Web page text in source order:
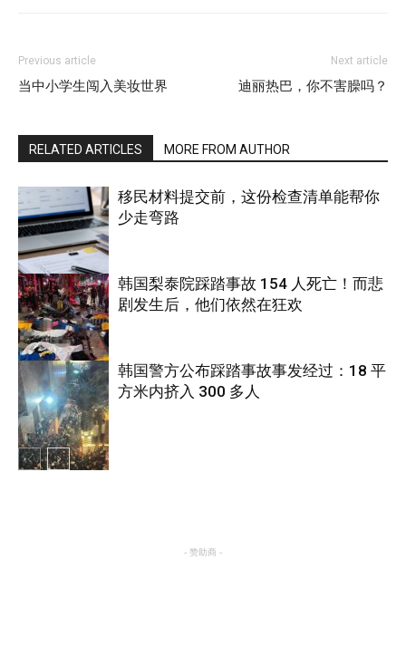
Previous article
当中小学生闯入美妆世界
Next article
迪丽热巴，你不害臊吗？
RELATED ARTICLES MORE FROM AUTHOR
国际
移民材料提交前，这份检查清单能帮你
少走弯路
国际
韩国梨泰院踩踏事故 154 人死亡！而悲
剧发生后，他们依然在狂欢
韩国警方公布踩踏事故事发经过：18 平
方米内挤入 300 多人
- 赞助商 -